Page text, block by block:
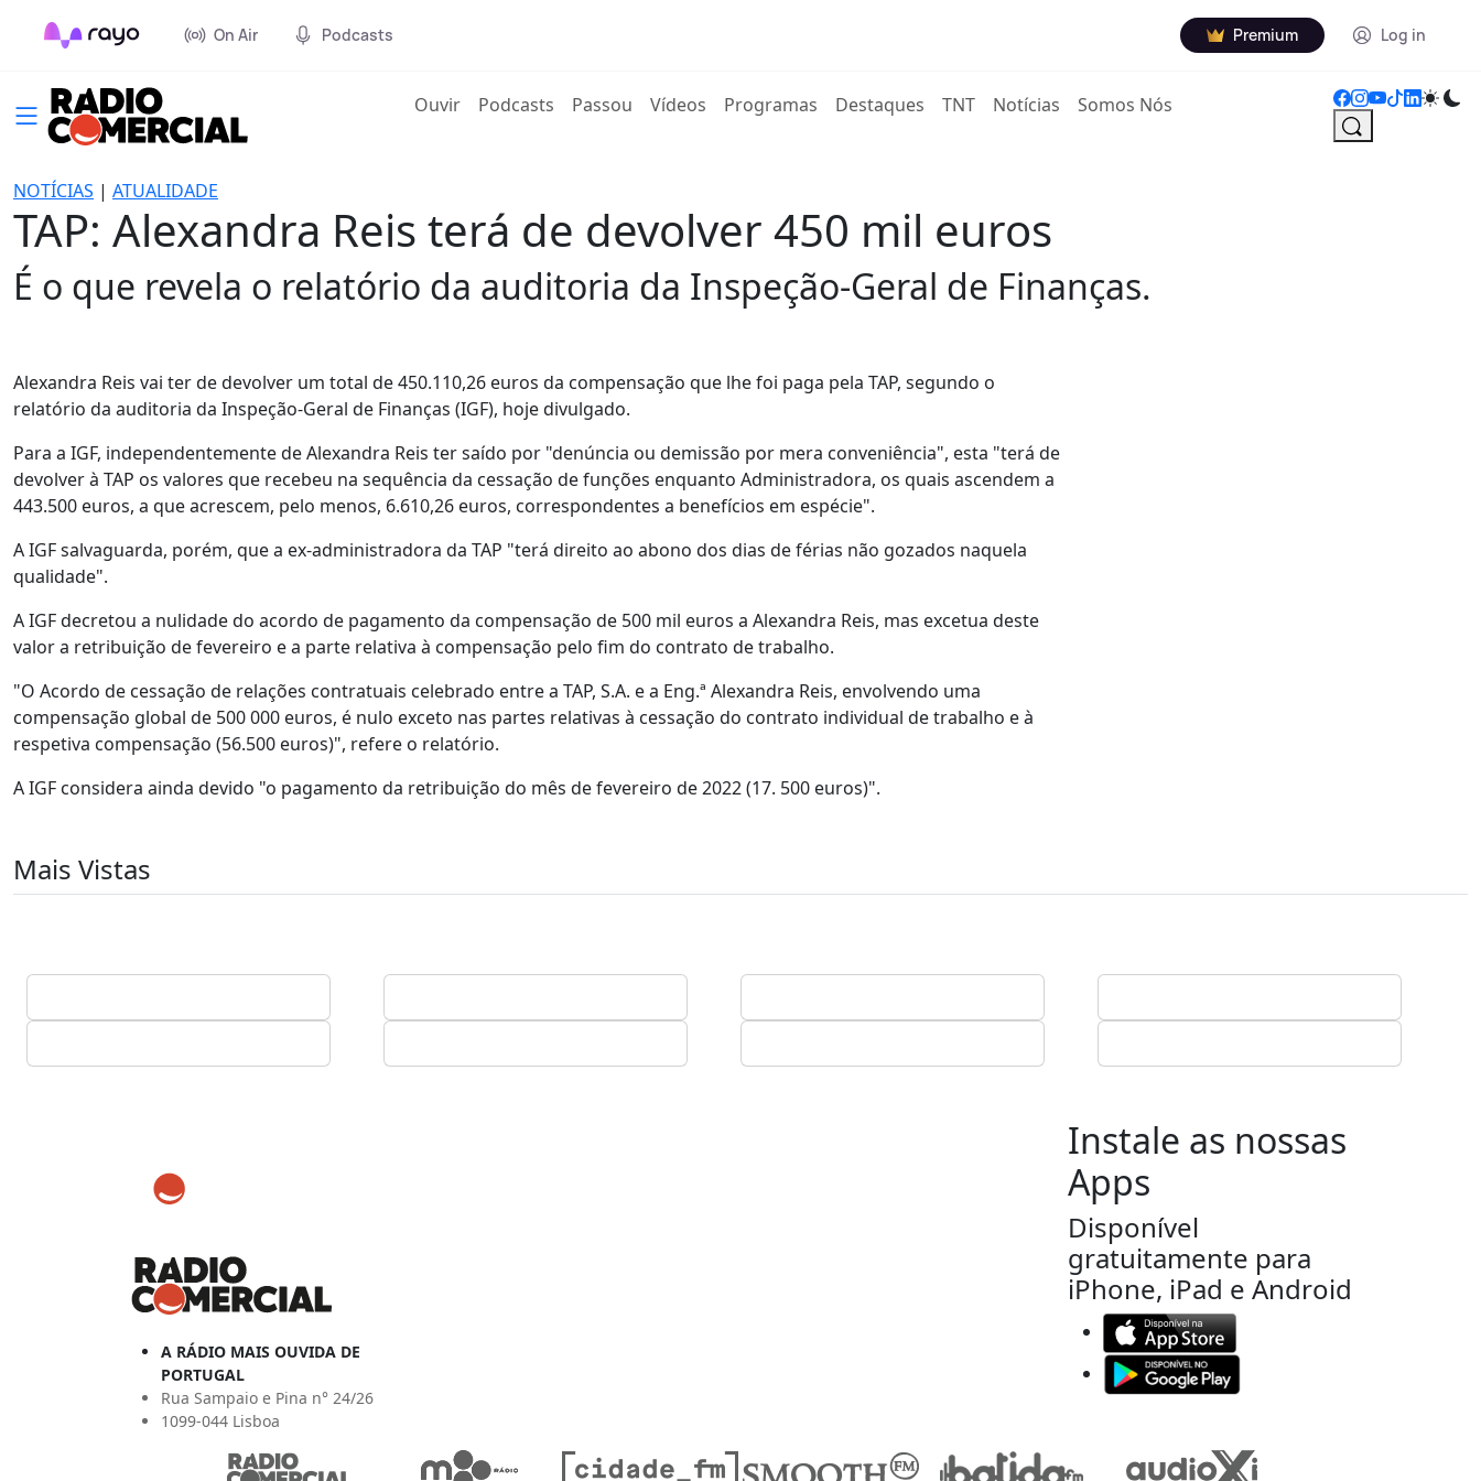
On Air Podcasts Premium Log in
Ouvir(current)
Podcasts Passou Vídeos Programas Destaques TNT Notícias Somos Nós
NOTÍCIAS | ATUALIDADE
TAP: Alexandra Reis terá de devolver 450 mil euros
É o que revela o relatório da auditoria da Inspeção-Geral de Finanças.
Alexandra Reis vai ter de devolver um total de 450.110,26 euros da compensação que lhe foi paga pela TAP, segundo o
relatório da auditoria da Inspeção-Geral de Finanças (IGF), hoje divulgado.
Para a IGF, independentemente de Alexandra Reis ter saído por "denúncia ou demissão por mera conveniência", esta "terá de
devolver à TAP os valores que recebeu na sequência da cessação de funções enquanto Administradora, os quais ascendem a
443.500 euros, a que acrescem, pelo menos, 6.610,26 euros, correspondentes a benefícios em espécie".
A IGF salvaguarda, porém, que a ex-administradora da TAP "terá direito ao abono dos dias de férias não gozados naquela
qualidade".
A IGF decretou a nulidade do acordo de pagamento da compensação de 500 mil euros a Alexandra Reis, mas excetua deste
valor a retribuição de fevereiro e a parte relativa à compensação pelo fim do contrato de trabalho.
"O Acordo de cessação de relações contratuais celebrado entre a TAP, S.A. e a Eng.ª Alexandra Reis, envolvendo uma
compensação global de 500 000 euros, é nulo exceto nas partes relativas à cessação do contrato individual de trabalho e à
respetiva compensação (56.500 euros)", refere o relatório.
A IGF considera ainda devido "o pagamento da retribuição do mês de fevereiro de 2022 (17. 500 euros)".
Mais Vistas
A RÁDIO MAIS OUVIDA DE
PORTUGAL
Rua Sampaio e Pina n° 24/26
1099-044 Lisboa
Instale as nossas
Apps
Disponível
gratuitamente para
iPhone, iPad e Android